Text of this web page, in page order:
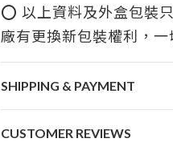
⭕️ 以上資料及外盒包裝
廠有更換新包裝權利，一
SHIPPING & PAYMENT
CUSTOMER REVIEWS